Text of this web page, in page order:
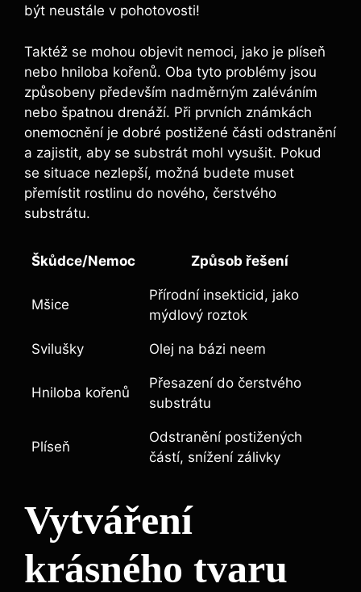
být neustále v pohotovosti!
Taktéž se mohou objevit nemoci, jako je plíseň
nebo hniloba kořenů. Oba tyto problémy jsou
způsobeny především nadměrným zaléváním
nebo špatnou drenáží. Při prvních známkách
onemocnění je dobré postižené části odstranění
a zajistit, aby se substrát mohl vysušit. Pokud
se situace nezlepší, možná budete muset
přemístit rostlinu do nového, čerstvého
substrátu.
Škůdce/Nemoc Způsob řešení
Mšice
Přírodní insekticid, jako
mýdlový roztok
Svilušky Olej na bázi neem
Hniloba kořenů
Přesazení do čerstvého
substrátu
Plíseň
Odstranění postižených
částí, snížení zálivky
Vytváření
krásného tvaru